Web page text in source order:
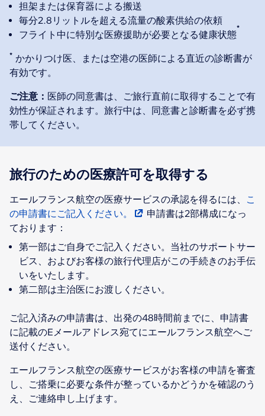
担架または保育器による搬送
毎分2.8リットルを超える流量の酸素供給の依頼
フライト中に特別な医療援助が必要となる健康状態
*
* かかりつけ医、または空港の医師による直近の診断書が
有効です。
ご注意： 医師の同意書は、ご旅行直前に取得することで有
効性が保証されます。旅行中は、同意書と診断書を必ず携
帯してください。
旅行のための医療許可を取得する
エールフランス航空の医療サービスの承認を得るには、
こ
の申請書にご記入ください。
申請書は2部構成になっ
ております：
第一部はご自身でご記入ください。当社のサポートサー
ビス、およびお客様の旅行代理店がこの手続きのお手伝
いをいたします。
第二部は主治医にお渡しください。
ご記入済みの申請書は、出発の48時間前までに、申請書
に記載のEメールアドレス宛てにエールフランス航空へご
送付ください。
エールフランス航空の医療サービスがお客様の申請を審査
し、ご搭乗に必要な条件が整っているかどうかを確認のう
え、ご連絡申し上げます。